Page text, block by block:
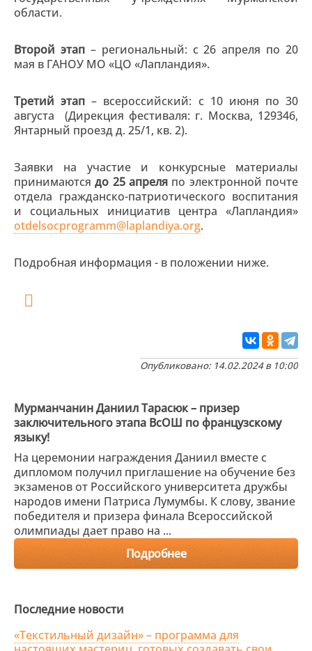
области.
Второй этап – региональный: с 26 апреля по 20
мая в ГАНОУ МО «ЦО «Лапландия».
Третий этап– всероссийский: с 10 июня по 30
августа (Дирекция фестиваля: г. Москва, 129346,
Янтарный проезд д. 25/1, кв. 2).
Заявки на участие и конкурсные материалы
принимаютсядо 25 апреля по электронной почте
отдела гражданско-патриотического воспитания
и социальных инициатив центра «Лапландия»
otdelsocprogramm@laplandiya.org.
Подробная информация - в положении ниже.
Опубликовано: 14.02.2024 в 10:00
Мурманчанин Даниил Тарасюк – призер
заключительного этапа ВсОШ по французскому
языку!
На церемонии награждения Даниил вместе с
дипломом получил приглашение на обучение без
экзаменов от Российского университета дружбы
народов имени Патриса Лумумбы. К слову, звание
победителя и призера финала Всероссийской
олимпиады дает право на ...
Подробнее
Последние новости
«Текстильный дизайн» – программа для